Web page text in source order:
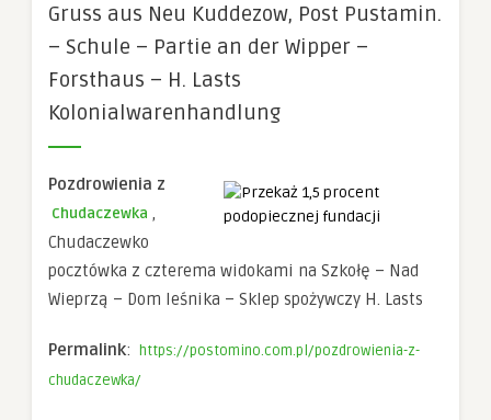
Gruss aus Neu Kuddezow, Post Pustamin.
– Schule – Partie an der Wipper –
Forsthaus – H. Lasts
Kolonialwarenhandlung
Pozdrowienia z
Chudaczewka ,
Chudaczewko
pocztówka z czterema widokami na Szkołę – Nad
Wieprzą – Dom leśnika – Sklep spożywczy H. Lasts
Permalink:
https://postomino.com.pl/pozdrowienia-z-
chudaczewka/
nie są
opcjonalne. Są
one potrzebne
funkcjonowania
strony
Abyśmy mogli
poprawić
i strukturę
strony
internetowej,
tego, jak
używana.